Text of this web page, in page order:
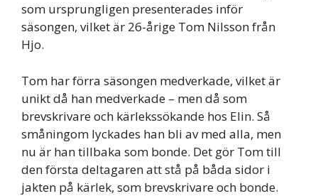
som ursprungligen presenterades inför
säsongen, vilket är 26-årige Tom Nilsson från
Hjo.
Tom har förra säsongen medverkade, vilket är
unikt då han medverkade – men då som
brevskrivare och kärlekssökande hos Elin. Så
småningom lyckades han bli av med alla, men
nu är han tillbaka som bonde. Det gör Tom till
den första deltagaren att stå på båda sidor i
jakten på kärlek, som brevskrivare och bonde.